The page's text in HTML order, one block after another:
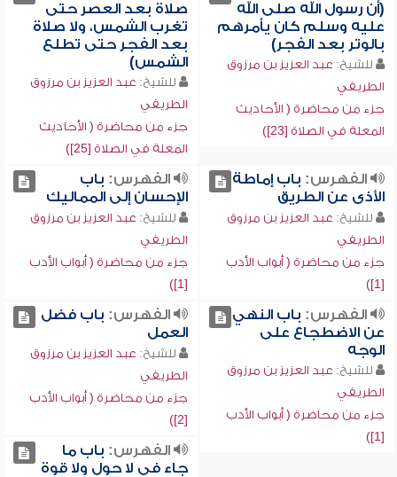
(أن رسول الله صلى الله
عليه وسلم كان يأمرهم
بالوتر بعد الفجر)
للشيخ: عبد العزيز بن مرزوق
الطريفي
جزء من محاضرة ( الأحاديث
المعلة في الصلاة [23])
صلاة بعد العصر حتى
تغرب الشمس، ولا صلاة
بعد الفجر حتى تطلع
الشمس)
للشيخ: عبد العزيز بن مرزوق
الطريفي
جزء من محاضرة ( الأحاديث
المعلة في الصلاة [25])
الفهرس: باب إماطة
الأذى عن الطريق
للشيخ: عبد العزيز بن مرزوق
الطريفي
جزء من محاضرة ( أبواب الأدب
[1])
الفهرس: باب
الإحسان إلى المماليك
للشيخ: عبد العزيز بن مرزوق
الطريفي
جزء من محاضرة ( أبواب الأدب
[1])
الفهرس: باب النهي
عن الاضطجاع على
الوجه
للشيخ: عبد العزيز بن مرزوق
الطريفي
جزء من محاضرة ( أبواب الأدب
[1])
الفهرس: باب فضل
العمل
للشيخ: عبد العزيز بن مرزوق
الطريفي
جزء من محاضرة ( أبواب الأدب
[2])
الفهرس: باب ما
جاء في لا حول ولا قوة